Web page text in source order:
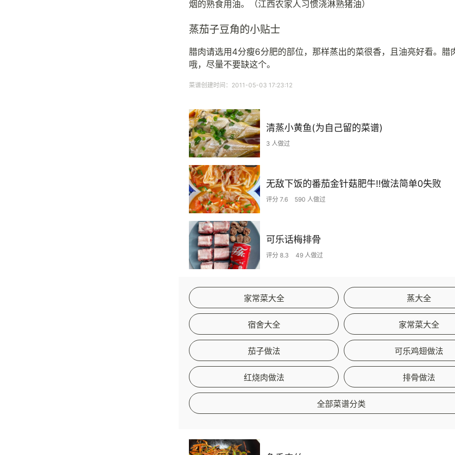
烟的熟食用油。（江西农家人习惯浇淋熟猪油）
蒸茄子豆角的小贴士
腊肉请选用4分瘦6分肥的部位，那样蒸出的菜很香，且油亮好看。腊
哦，尽量不要缺这个。
菜谱创建时间：2011-05-03 17:23:12
清蒸小黄鱼(为自己留的菜谱)
3 人做过
无敌下饭的番茄金针菇肥牛‼️做法简单0失败
评分 7.6 590 人做过
可乐话梅排骨
评分 8.3 49 人做过
家常菜大全 蒸大全
宿舍大全 家常菜大全
茄子做法 可乐鸡翅做法
红烧肉做法 排骨做法
全部菜谱分类